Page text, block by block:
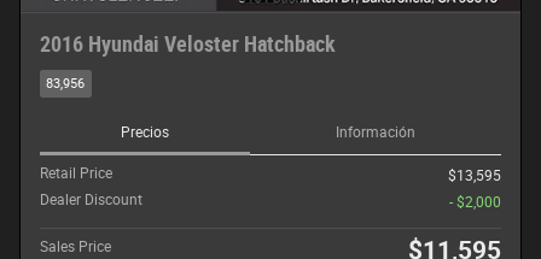
2016 Hyundai Veloster Hatchback
83,956
Precios Información
Retail Price
$13,595
Dealer Discount
- $2,000
Sales Price $11,595